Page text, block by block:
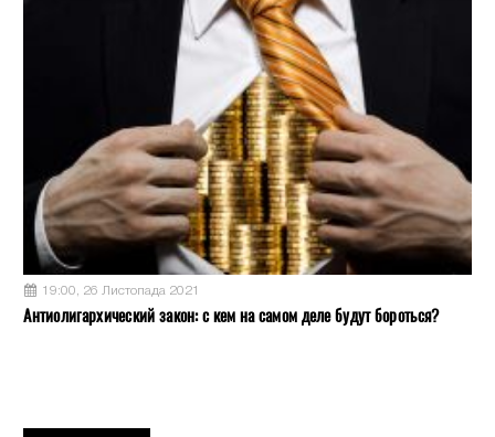
19:00, 26 Листопада 2021
Антиолигархический закон: с кем на самом деле будут бороться?